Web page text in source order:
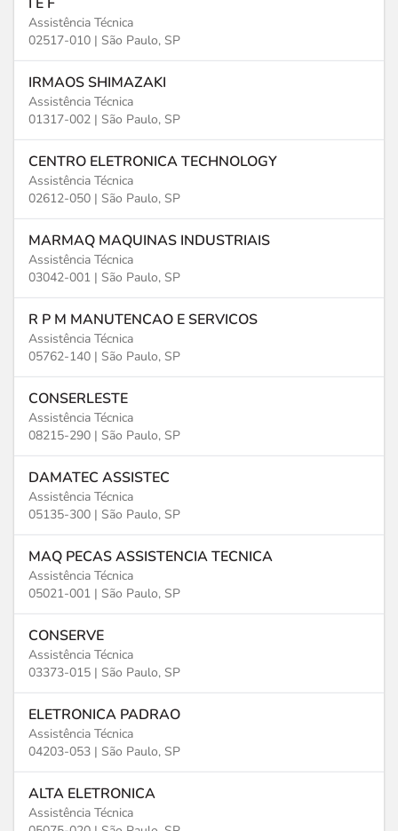
Assistência Técnica
02517-010 | São Paulo, SP
IRMAOS SHIMAZAKI
Assistência Técnica
01317-002 | São Paulo, SP
CENTRO ELETRONICA TECHNOLOGY
Assistência Técnica
02612-050 | São Paulo, SP
MARMAQ MAQUINAS INDUSTRIAIS
Assistência Técnica
03042-001 | São Paulo, SP
R P M MANUTENCAO E SERVICOS
Assistência Técnica
05762-140 | São Paulo, SP
CONSERLESTE
Assistência Técnica
08215-290 | São Paulo, SP
DAMATEC ASSISTEC
Assistência Técnica
05135-300 | São Paulo, SP
MAQ PECAS ASSISTENCIA TECNICA
Assistência Técnica
05021-001 | São Paulo, SP
CONSERVE
Assistência Técnica
03373-015 | São Paulo, SP
ELETRONICA PADRAO
Assistência Técnica
04203-053 | São Paulo, SP
ALTA ELETRONICA
Assistência Técnica